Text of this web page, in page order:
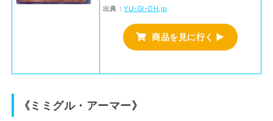
出典：YU-GI-OH.jp
商品を見に行く ▶
《ミミグル・アーマー》